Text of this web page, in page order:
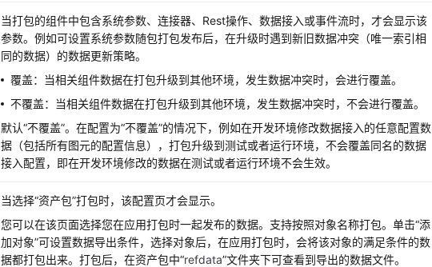
当打包的组件中包含系统参数、连接器、Rest操作、数据接入或事件流时，才会显示该
参数。例如可设置系统参数随包打包发布后，在升级时遇到新旧数据冲突（唯一索引相
同的数据）的数据更新策略。
覆盖：当相关组件数据在打包升级到其他环境，发生数据冲突时，会进行覆盖。
不覆盖：当相关组件数据在打包升级到其他环境，发生数据冲突时，不会进行覆盖。
默认“不覆盖”。在配置为“不覆盖”的情况下，例如在开发环境修改数据接入的任意配置数
据（包括所有图元的配置信息），打包升级到测试或者运行环境，不会覆盖同名的数据
接入配置，即在开发环境修改的数据在测试或者运行环境不会生效。
当选择“资产包”打包时，该配置页才会显示。
您可以在该页面选择您在应用打包时一起发布的数据。支持按照对象名称打包。单击“添
加对象”可设置数据导出条件，选择对象后，在应用打包时，会将该对象的满足条件的数
据都打包出来。打包后，在资产包中“refdata”文件夹下可查看到导出的数据文件。